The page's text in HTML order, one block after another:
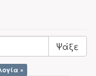
Ψάξε
×